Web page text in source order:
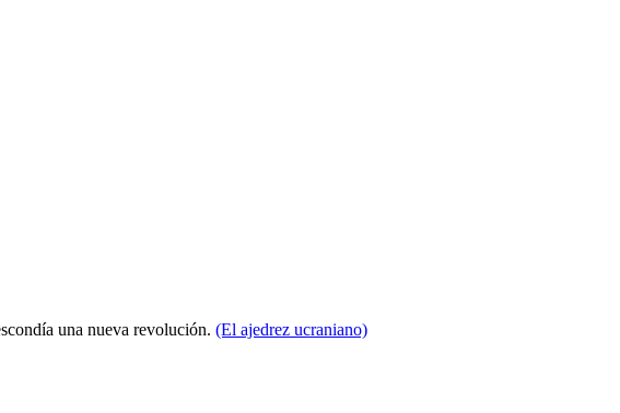
una nueva revolución. (El ajedrez ucraniano)